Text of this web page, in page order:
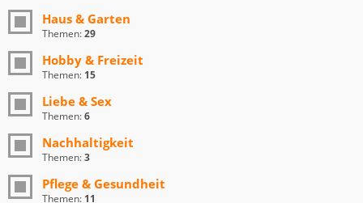
Haus & Garten
Themen:29
Hobby & Freizeit
Themen: 15
Liebe & Sex
Themen:6
Nachhaltigkeit
Themen:3
Pflege & Gesundheit
Themen: 11